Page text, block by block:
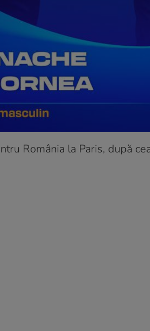
România la Paris, după